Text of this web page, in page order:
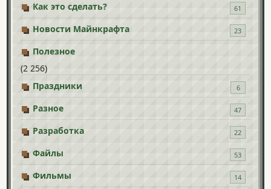
Как это сделать? 61
Новости Майнкрафта 23
Полезное
(2 256)
Праздники
6
Разное 47
Разработка 22
Файлы 53
Фильмы 14